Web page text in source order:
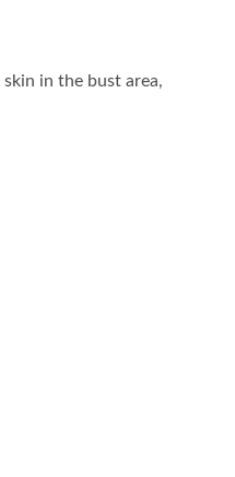
in the bust area,